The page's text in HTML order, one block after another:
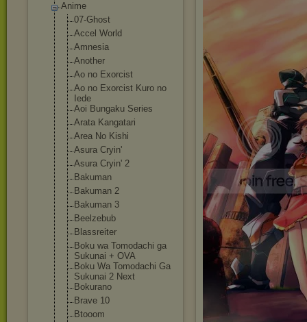
Anime
07-Ghost
Accel World
Amnesia
Another
Ao no Exorcist
Ao no Exorcist Kuro no
Iede
Aoi Bungaku Series
Arata Kangatari
Area No Kishi
Asura Cryin'
Asura Cryin' 2
Bakuman
Bakuman 2
Bakuman 3
Beelzebub
Blassreiter
Boku wa Tomodachi ga
Sukunai + OVA
Boku Wa Tomodachi Ga
Sukunai 2 Next
Bokurano
Brave 10
Btooom